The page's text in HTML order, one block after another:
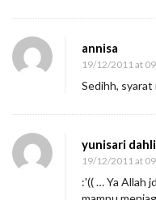
u
annisa
19/12/2011 at
Sedihh, syarat
yunisari
19/12/2011 at
:'(( … Ya Allah